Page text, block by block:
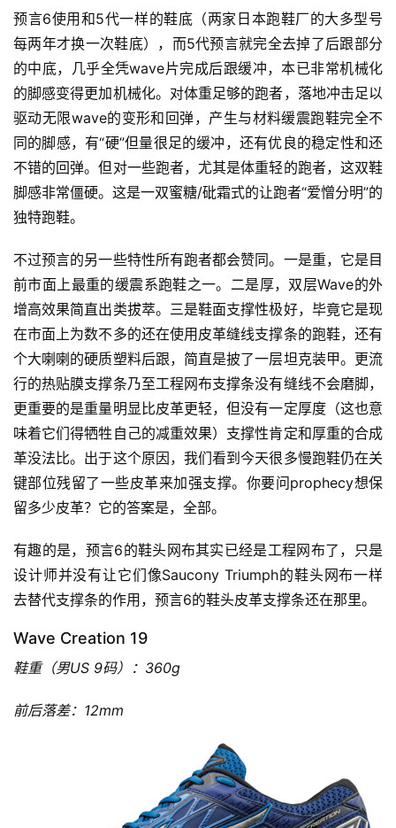
预言6使用和5代一样的鞋底（两家日本跑鞋厂的大多型号
每两年才换一次鞋底），而5代预言就完全去掉了后跟部分
的中底，几乎全凭wave片完成后跟缓冲，本已非常机械化
的脚感变得更加机械化。对体重足够的跑者，落地冲击足以
驱动无限wave的变形和回弹，产生与材料缓震跑鞋完全不
同的脚感，有“硬”但量很足的缓冲，还有优良的稳定性和还
不错的回弹。但对一些跑者，尤其是体重轻的跑者，这双鞋
脚感非常僵硬。这是一双蜜糖/砒霜式的让跑者“爱憎分明”的
独特跑鞋。
不过预言的另一些特性所有跑者都会赞同。一是重，它是目
前市面上最重的缓震系跑鞋之一。二是厚，双层Wave的外
增高效果简直出类拔萃。三是鞋面支撑性极好，毕竟它是现
在市面上为数不多的还在使用皮革缝线支撑条的跑鞋，还有
个大喇喇的硬质塑料后跟，简直是披了一层坦克装甲。更流
行的热贴膜支撑条乃至工程网布支撑条没有缝线不会磨脚，
更重要的是重量明显比皮革更轻，但没有一定厚度（这也意
味着它们得牺牲自己的减重效果）支撑性肯定和厚重的合成
革没法比。出于这个原因，我们看到今天很多慢跑鞋仍在关
键部位残留了一些皮革来加强支撑。你要问prophecy想保
留多少皮革？它的答案是，全部。
有趣的是，预言6的鞋头网布其实已经是工程网布了，只是
设计师并没有让它们像Saucony Triumph的鞋头网布一样
去替代支撑条的作用，预言6的鞋头皮革支撑条还在那里。
Wave Creation 19
鞋重（男US 9码）：360g
前后落差：12mm